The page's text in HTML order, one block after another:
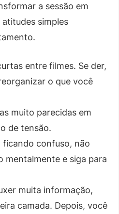
a sessão em
simples
entre filmes. Se der,
o que você
muito parecidas em
de tensão.
ficando confuso, não
mentalmente e siga para
muita informação,
camada. Depois, você